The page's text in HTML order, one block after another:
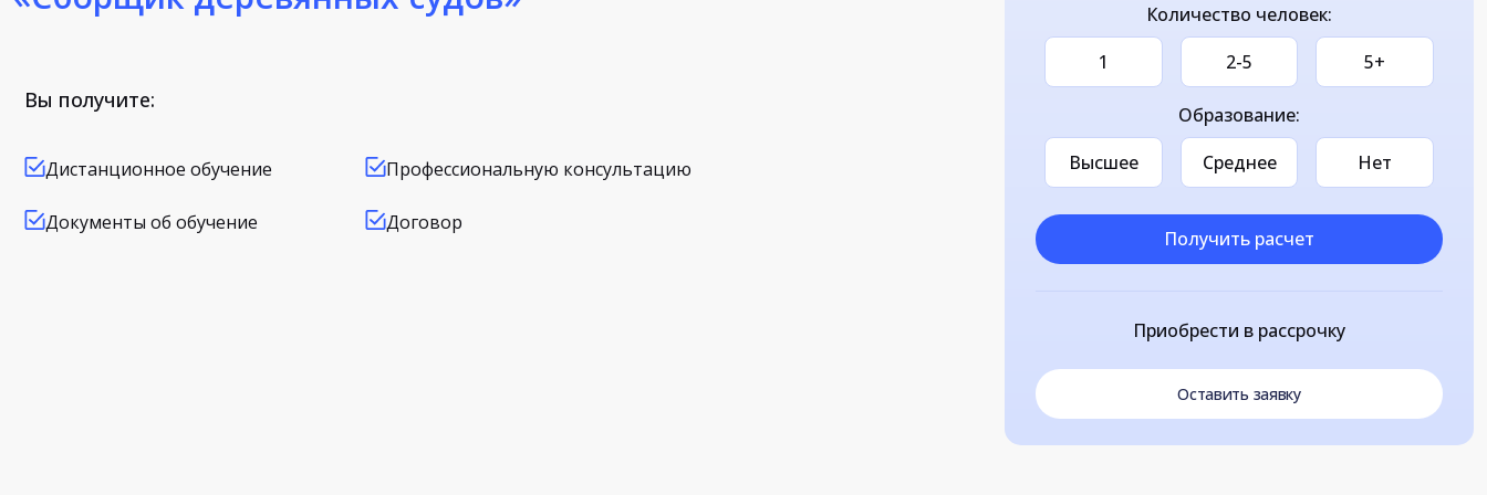
Вы получите:
Дистанционное обучение Профессиональную консультацию
Документы об обучение Договор
Количество человек:
1
2-5 5+
Образование:
Высшее
Среднее Нет
Получить расчет
Приобрести в рассрочку
Оставить заявку